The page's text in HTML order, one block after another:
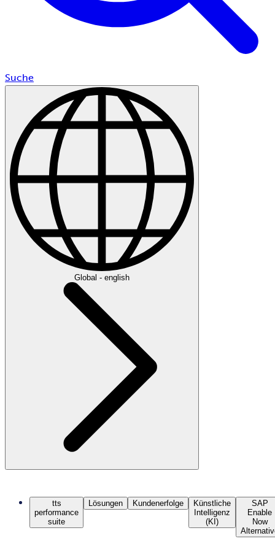
Suche
Global - english
tts
performance
suite
Lösungen Kundenerfolge
Künstliche
Intelligenz
(KI)
SAP
Enable
Now